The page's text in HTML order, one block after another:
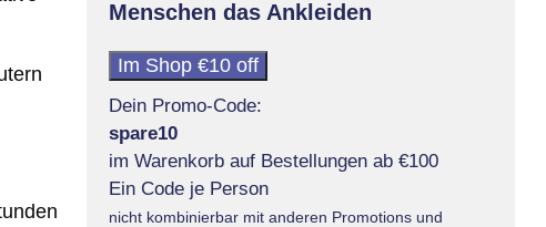
Menschen das Ankleiden
Im Shop €10 off
Dein Promo-Code:
spare10
im Warenkorb auf Bestellungen ab €100
Ein Code je Person
nicht kombinierbar mit anderen Promotions und